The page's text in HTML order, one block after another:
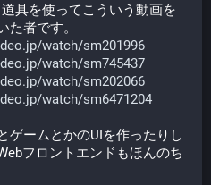
具を使ってこういう動画を
た者です。
watch/sm201996
watch/sm745437
watch/sm202066
watch/sm6471204
ゲームとかのUIを作ったりし
フロントエンドもほんのち